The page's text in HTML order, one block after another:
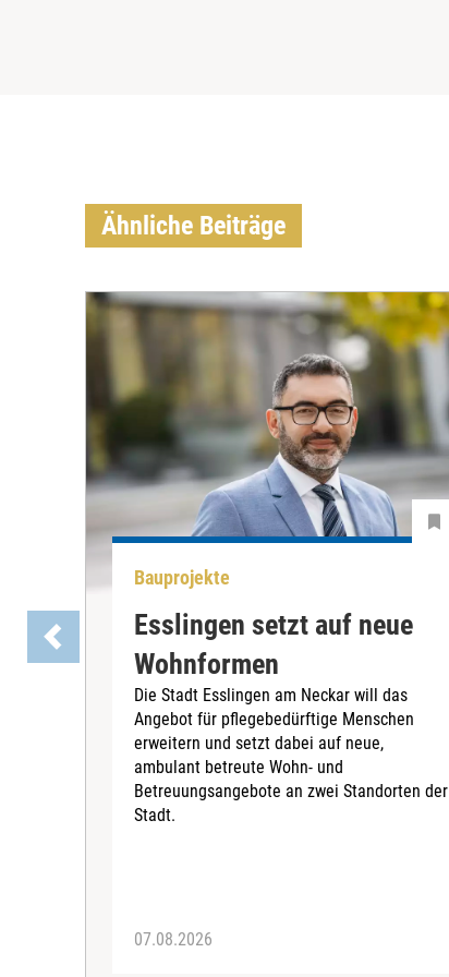
Ähnliche Beiträge
Bauprojekte
Esslingen setzt auf neue
Wohnformen
Die Stadt Esslingen am Neckar will das
Angebot für pflegebedürftige Menschen
erweitern und setzt dabei auf neue,
ambulant betreute Wohn- und
Betreuungsangebote an zwei Standorten der
Stadt.
07.08.2026